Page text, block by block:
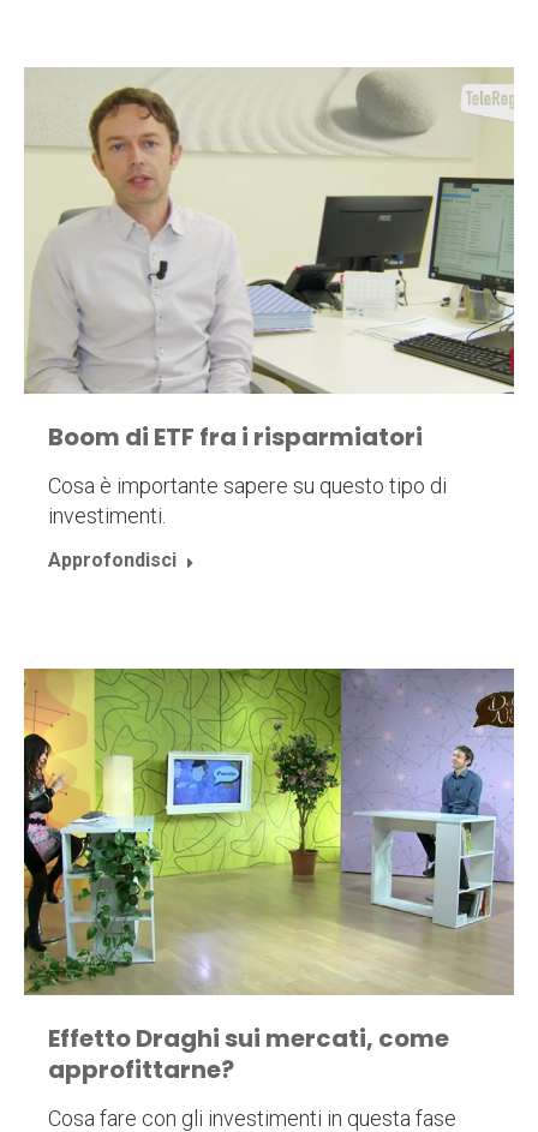
Boom di ETF fra i risparmiatori
Cosa è importante sapere su questo tipo di
investimenti.
Approfondisci
Effetto Draghi sui mercati, come
approfittarne?
Cosa fare con gli investimenti in questa fase